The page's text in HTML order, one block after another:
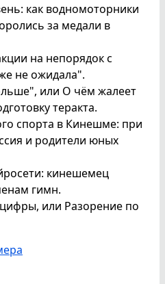
как водномоторники
за медали в
на непорядок с
не ожидала".
или О чём жалеет
теракта.
спорта в Кинешме: при
и родители юных
кинешемец
гимн.
или Разорение по